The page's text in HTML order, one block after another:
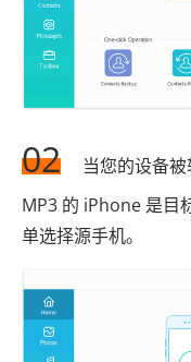
02
当您的设备
MP3 的 iPhone 是目
单选择源手机。